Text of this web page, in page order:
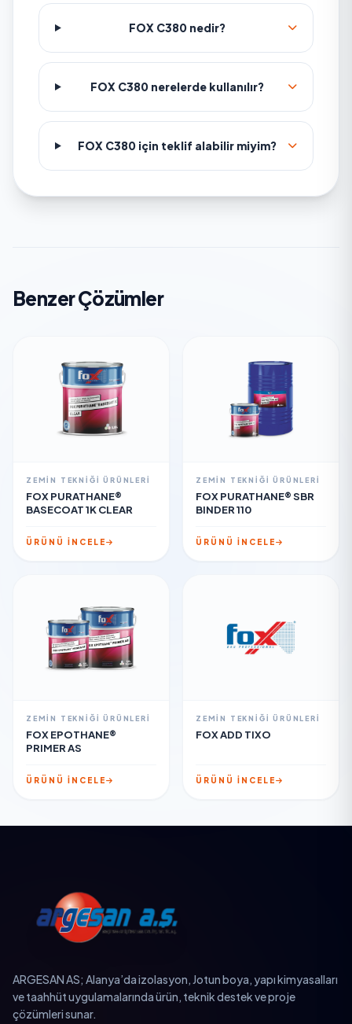
FOX C380 nedir?
FOX C380 nerelerde kullanılır?
FOX C380 için teklif alabilir miyim?
Benzer Çözümler
ZEMIN TEKNIĞI ÜRÜNLERI
FOX PURATHANE®
BASECOAT 1K CLEAR
ÜRÜNÜ İNCELE
ZEMIN TEKNIĞI ÜRÜNLERI
FOX PURATHANE® SBR
BINDER 110
ÜRÜNÜ İNCELE
ZEMIN TEKNIĞI ÜRÜNLERI
FOX EPOTHANE®
PRIMER AS
ÜRÜNÜ İNCELE
ZEMIN TEKNIĞI ÜRÜNLERI
FOX ADD TIXO
ÜRÜNÜ İNCELE
ARGESAN AS; Alanya’da izolasyon, Jotun boya, yapı kimyasalları
ve taahhüt uygulamalarında ürün, teknik destek ve proje
çözümleri sunar.